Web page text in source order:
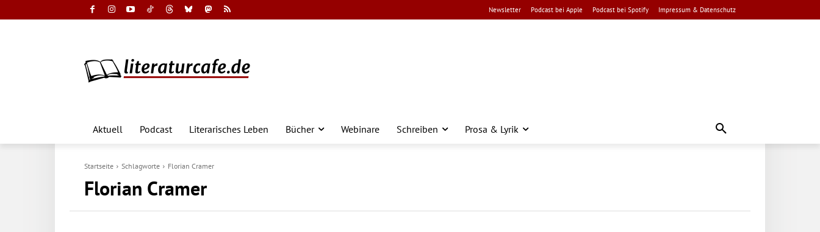
Newsletter Podcast bei Apple Podcast bei Spotify Impressum & Datenschutz
Aktuell Podcast Literarisches Leben Bücher Webinare Schreiben Prosa & Lyrik
Startseite Schlagworte Florian Cramer
Florian Cramer